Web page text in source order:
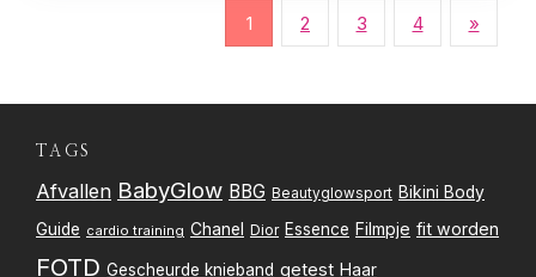
i
c
1 2 3 4 »
TAGS
Afvallen BabyGlow BBG Beautyglowsport Bikini Body
Guide cardio training Chanel Dior Essence Filmpje fit worden
FOTD Gescheurde knieband getest Haar